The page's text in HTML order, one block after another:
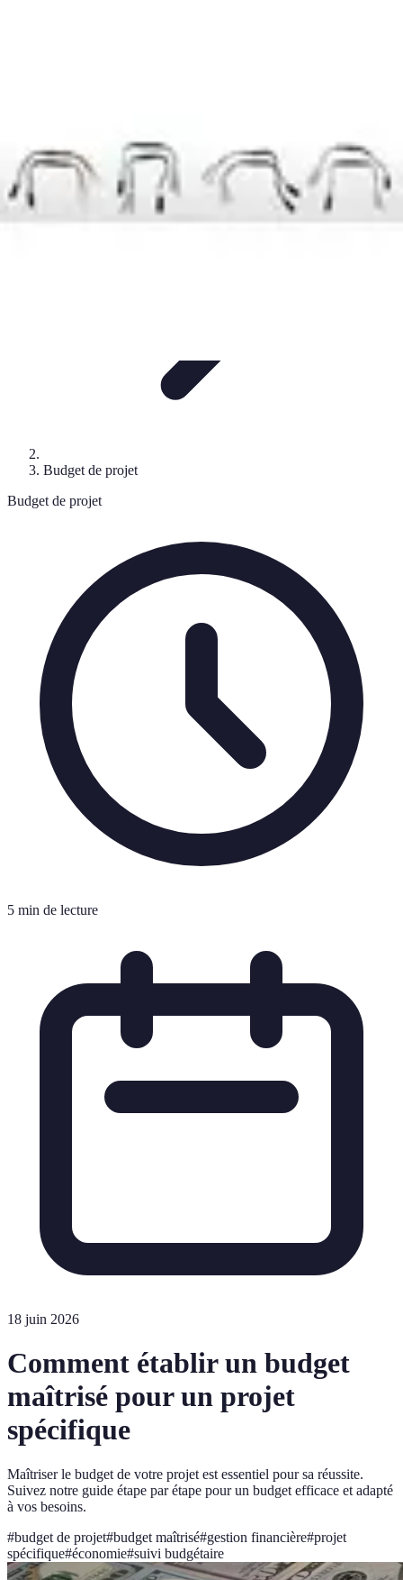
Budget de projet
Budget de projet
5 min de lecture
18 juin 2026
Comment établir un budget
maîtrisé pour un projet
spécifique
Maîtriser le budget de votre projet est essentiel pour sa réussite.
Suivez notre guide étape par étape pour un budget efficace et adapté
à vos besoins.
#budget de projet#budget maîtrisé#gestion financière#projet
spécifique#économie#suivi budgétaire